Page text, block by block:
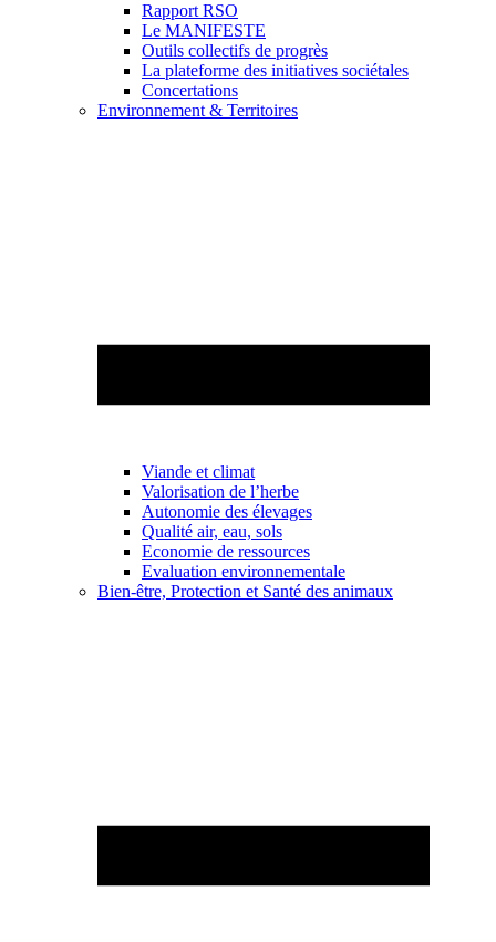
Rapport RSO
Le MANIFESTE
Outils collectifs de progrès
La plateforme des initiatives sociétales
Concertations
Environnement & Territoires
Viande et climat
Valorisation de l’herbe
Autonomie des élevages
Qualité air, eau, sols
Economie de ressources
Evaluation environnementale
Bien-être, Protection et Santé des animaux